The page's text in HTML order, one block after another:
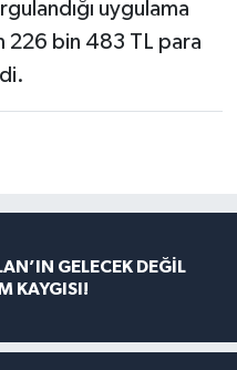
uygulama
226 bin 483 TL para
GELECEK DEĞİL
KAYGISI!